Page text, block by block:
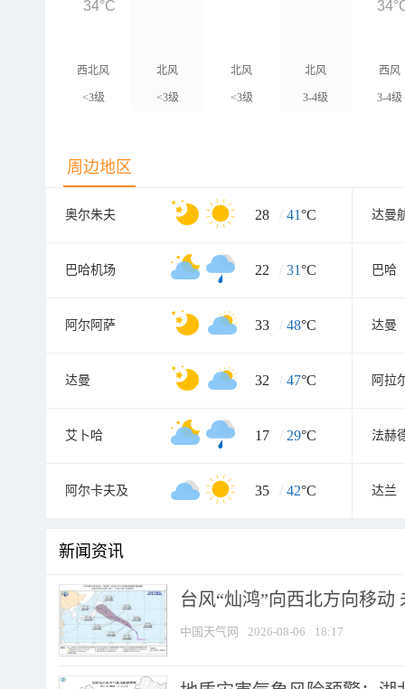
西北风
<3级
北风
<3级
北风
<3级
北风
3-4级
西风
3-4级
34°C
周边地区
奥尔朱夫 28 / 41°C 达曼
巴哈机场 22 / 31°C 巴哈
阿尔阿萨 33 / 48°C 达曼
达曼 32 / 47°C 阿拉
艾卜哈 17 / 29°C
阿尔卡夫及 35 / 42°C 达兰
新闻资讯
台风“灿鸿”向西北方向移动
中国天气网 2026-08-06 18:17